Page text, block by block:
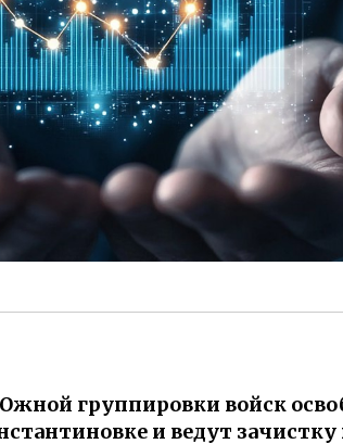
группировки войск
и ведут